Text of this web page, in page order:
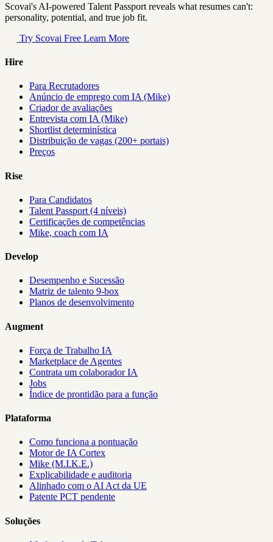
Scovai's AI-powered Talent Passport reveals what resumes can't:
personality, potential, and true job fit.
Try Scovai Free Learn More
Hire
Para Recrutadores
Anúncio de emprego com IA (Mike)
Criador de avaliações
Entrevista com IA (Mike)
Shortlist determinística
Distribuição de vagas (200+ portais)
Preços
Rise
Para Candidatos
Talent Passport (4 níveis)
Certificações de competências
Mike, coach com IA
Develop
Desempenho e Sucessão
Matriz de talento 9-box
Planos de desenvolvimento
Augment
Força de Trabalho IA
Marketplace de Agentes
Contrata um colaborador IA
Jobs
Índice de prontidão para a função
Plataforma
Como funciona a pontuação
Motor de IA Cortex
Mike (M.I.K.E.)
Explicabilidade e auditoria
Alinhado com o AI Act da UE
Patente PCT pendente
Soluções